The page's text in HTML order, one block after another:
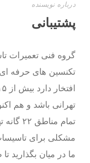
درباره نویسنده
پشتیبانی
گروه فنی تعمیرات
تکنسین های حرفه
تهرانی باشد و هم
تمام
مشکلی برای
ما در میان